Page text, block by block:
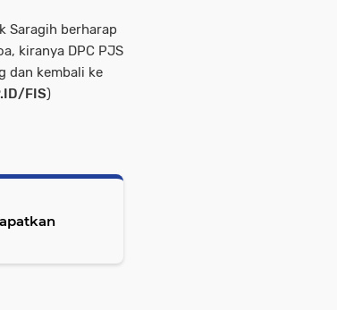
Saragih berharap
kiranya DPC PJS
dan kembali ke
FIS)